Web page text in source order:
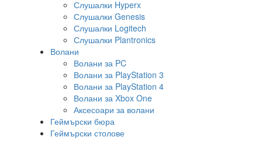
Слушалки Hyperx
Слушалки Genesis
Слушалки Logitech
Слушалки Plantronics
Волани
Волани за PC
Волани за PlayStation 3
Волани за PlayStation 4
Волани за Xbox One
Аксесоари за волани
Геймърски бюра
Геймърски столове